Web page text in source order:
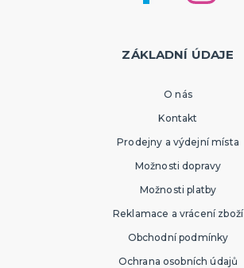
ZÁKLADNÍ ÚDAJE
O nás
Kontakt
Prodejny a výdejní místa
Možnosti dopravy
Možnosti platby
Reklamace a vrácení zboží
Obchodní podmínky
Ochrana osobních údajů